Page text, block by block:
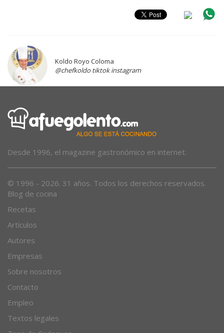
Koldo Royo Coloma
@chefkoldo tiktok instagram
Desde 1996, el magazine gastronómico en internet.
© 1996 - 2026. 31 años. Todos los derechos reservados.
Blog de cocina
Recetas
Artículos
Autores
Empresas
Sobre nosotros
Contacto
Empleo
Textos legales